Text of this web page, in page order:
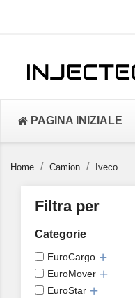
PAGINA INIZIALE
Home Camion Iveco
Filtra per
Categorie
EuroCargo
EuroMover
EuroStar